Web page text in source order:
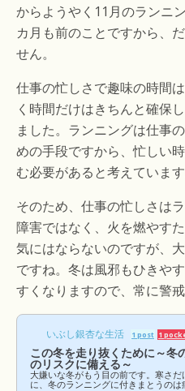
からようやく11月のランニ
カ月も前のことですから、
せん。
仕事の忙しさで趣味の時間
く時間だけはきちんと確保
ました。ランニングは仕事
めの手段ですから、忙しい
む必要があると考えています
そのため、仕事の忙しさは
障害ではなく、火を燃やす
気にはならないのですが、
ですね。冬は風邪もひきや
すくなりますので、常に警戒
いぶし銀杏な生活 1 post 1
この冬を走り抜くために～冬
のリスクに備える～
大嫌いな冬がもう目の前です。寒さだ
に、冬のランニングに付きまとうのは